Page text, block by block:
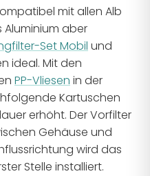
mit allen Alb
Aluminium aber
Set Mobil und
ideal. Mit den
PP-Vliesen in der
Kartuschen
erhöht. Der Vorfilter
Gehäuse und
wird das
Stelle installiert.